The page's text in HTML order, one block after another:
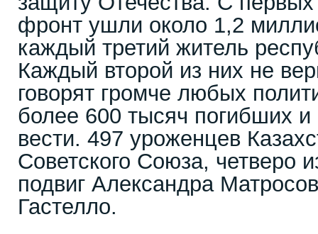
фронт ушли около 1,2
каждый третий житель
Каждый второй из них не
говорят громче любых
более 600 тысяч погибших
вести. 497 уроженцев
Советского Союза, четверо
подвиг Александра
Гастелло.